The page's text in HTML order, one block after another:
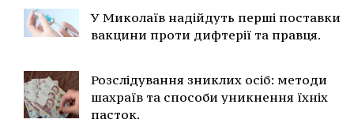
У Миколаїв надійдуть перші поставки
вакцини проти дифтерії та правця.
Розслідування зниклих осіб: методи
шахраїв та способи уникнення їхніх
пасток.